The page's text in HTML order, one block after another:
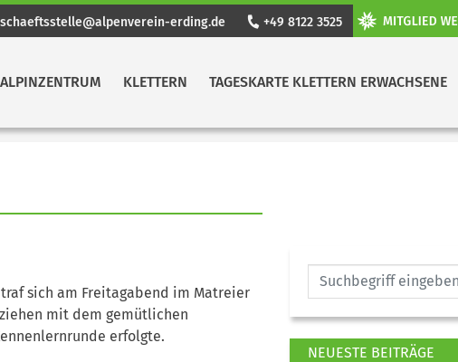
erding.de +49 8122 3525
ALPINZENTRUM KLETTERN TAGESKARTE KLETTERN ERWACHSENE
traf sich am Freitagabend im Matreier
mit dem gemütlichen
erfolgte.
NEUESTE BEITRÄGE